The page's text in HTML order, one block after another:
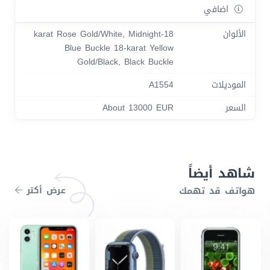
اضافي
الألوان
18-karat Rose Gold/White, Midnight
Blue Buckle 18-karat Yellow
Gold/Black, Black Buckle
الموديلات
A1554
السعر
About 13000 EUR
شاهد أيضاً
هواتف قد تهمك عرض أكتر